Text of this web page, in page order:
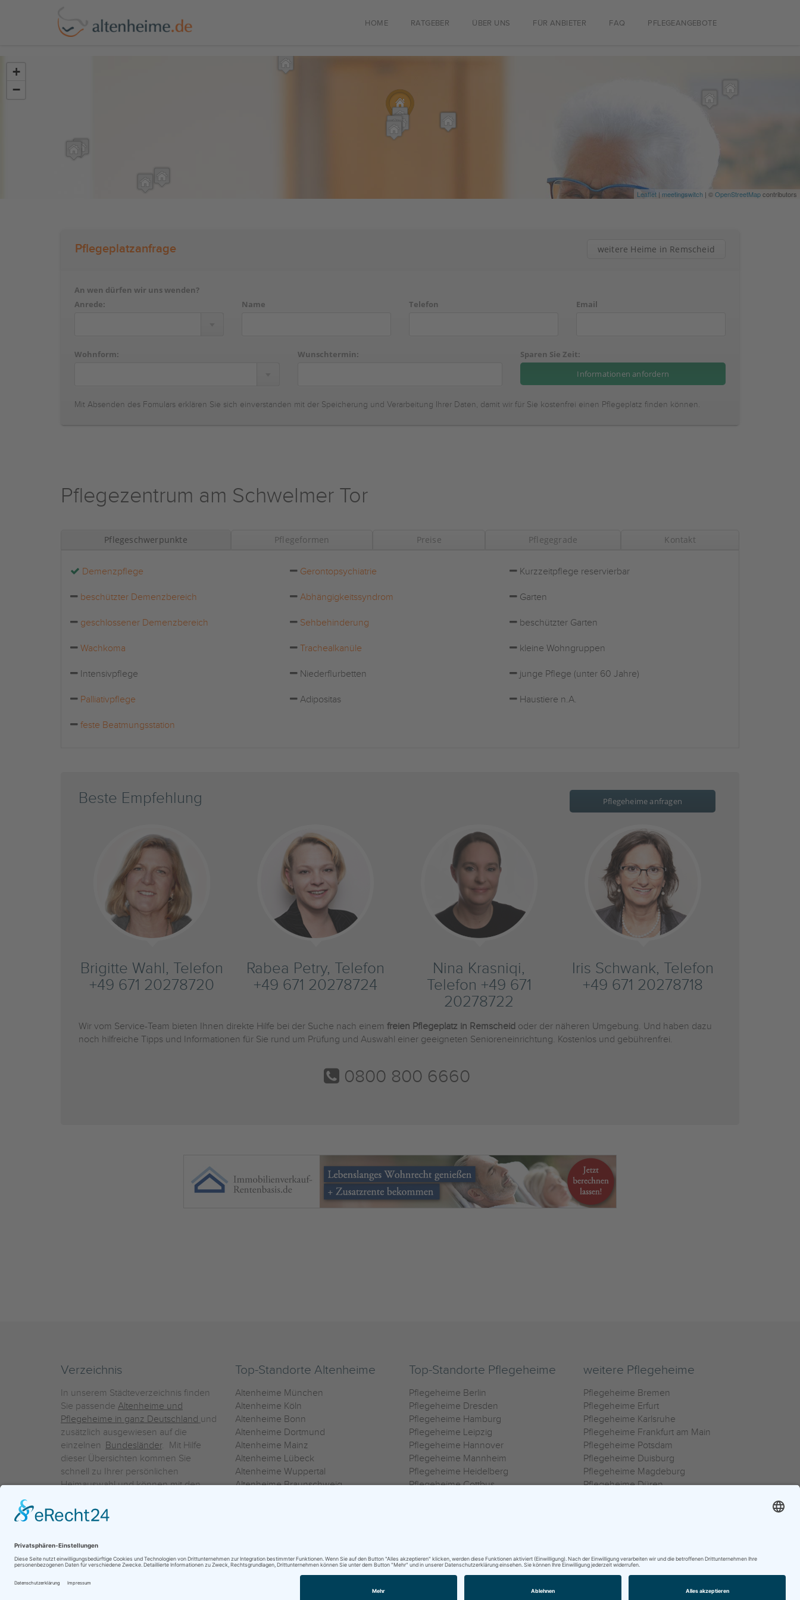
HOME RATGEBER ÜBER UNS FÜR ANBIETER FAQ PFLEGEANGEBOTE
+
−
Leaflet | meetingswitch | ©OpenStreetMapcontributors
Pflegeplatzanfrage weitere Heime in Remscheid
An wen dürfen wir uns wenden?
Anrede:
Name Telefon Email
Wohnform: Wunschtermin: Sparen Sie Zeit:
Mit Absenden des Fomulars erklären Sie sich einverstanden mit der Speicherung und Verarbeitung Ihrer Daten, damit wir für Sie kostenfrei einen Pflegeplatz finden können.
Pflegezentrum am Schwelmer Tor
Pflegeschwerpunkte Pflegeformen Preise Pflegegrade Kontakt
Demenzpflege Gerontopsychiatrie Kurzzeitpflege reservierbar
beschützter Demenzbereich Abhängigkeitssyndrom Garten
geschlossener Demenzbereich Sehbehinderung beschützter Garten
Wachkoma Trachealkanüle kleine Wohngruppen
Intensivpflege Niederflurbetten junge Pflege (unter 60 Jahre)
Palliativpflege Adipositas Haustiere n.A.
feste Beatmungsstation
Beste Empfehlung Pflegeheime anfragen
Brigitte Wahl, Telefon
+49 671 20278720
Rabea Petry, Telefon
+49 671 20278724
Nina Krasniqi,
Telefon +49 671
20278722
Iris Schwank, Telefon
+49 671 20278718
Wir vom Service-Team bieten Ihnen direkte Hilfe bei der Suche nach einem freien Pflegeplatz in Remscheid oder der näheren Umgebung. Und haben dazu
noch hilfreiche Tipps und Informationen für Sie rund um Prüfung und Auswahl einer geeigneten Senioreneinrichtung. Kostenlos und gebührenfrei.
0800 800 6660
Verzeichnis
In unserem Städteverzeichnis finden
Sie passende Altenheime und
Pflegeheime in ganz Deutschland und
zusätzlich ausgewiesen auf die
einzelnen Bundesländer. Mit Hilfe
dieser Übersichten kommen Sie
schnell zu Ihrer persönlichen
Heimauswahl und können mit den
einzelnen Häuser Leistungsvergleiche
vornehmen.
Top-Standorte Altenheime
Altenheime München
Altenheime Köln
Altenheime Bonn
Altenheime Dortmund
Altenheime Mainz
Altenheime Lübeck
Altenheime Wuppertal
Altenheime Braunschweig
Top-Standorte Pflegeheime
Pflegeheime Berlin
Pflegeheime Dresden
Pflegeheime Hamburg
Pflegeheime Leipzig
Pflegeheime Hannover
Pflegeheime Mannheim
Pflegeheime Heidelberg
Pflegeheime Cottbus
weitere Pflegeheime
Pflegeheime Bremen
Pflegeheime Erfurt
Pflegeheime Karlsruhe
Pflegeheime Frankfurt am Main
Pflegeheime Potsdam
Pflegeheime Duisburg
Pflegeheime Magdeburg
Pflegeheime Düren
0800 800 666 0